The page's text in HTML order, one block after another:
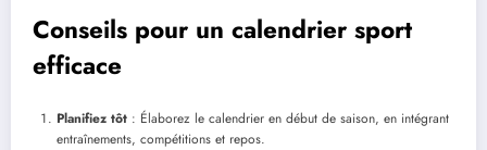
Conseils pour un calendrier sport
efficace
Planifiez tôt : Élaborez le calendrier en début de saison, en intégrant
entraînements, compétitions et repos.